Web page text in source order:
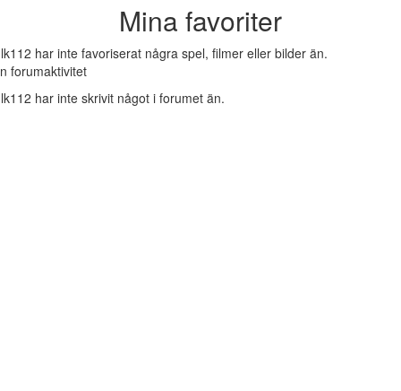
Mina favoriter
har inte favoriserat några spel, filmer eller bilder än.
forumaktivitet
har inte skrivit något i forumet än.